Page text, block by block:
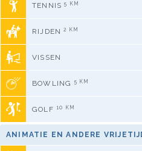
TENNIS5 KM
RIJDEN2 KM
VISSEN
BOWLING 5 KM
GOLF 10 KM
ANIMATIE EN ANDERE